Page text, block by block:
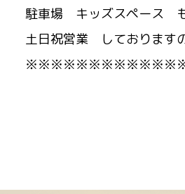
駐車場 キッズスペース も
土日祝営業 しております